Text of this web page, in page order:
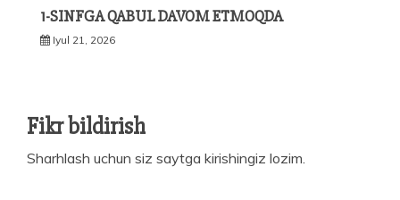
1-SINFGA QABUL DAVOM ETMOQDA
Iyul 21, 2026
Fikr bildirish
Sharhlash uchun siz saytga kirishingiz lozim.